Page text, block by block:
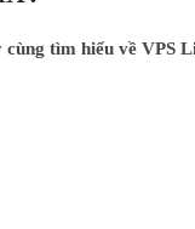
tìm hiểu về VPS